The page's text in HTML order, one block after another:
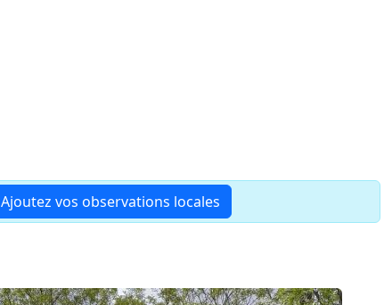
Ajoutez vos observations locales